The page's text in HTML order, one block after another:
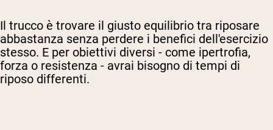
Il trucco è trovare il giusto equilibrio tra riposare
abbastanza senza perdere i benefici dell'esercizio
stesso. E per obiettivi diversi - come ipertrofia,
forza o resistenza - avrai bisogno di tempi di
riposo differenti.